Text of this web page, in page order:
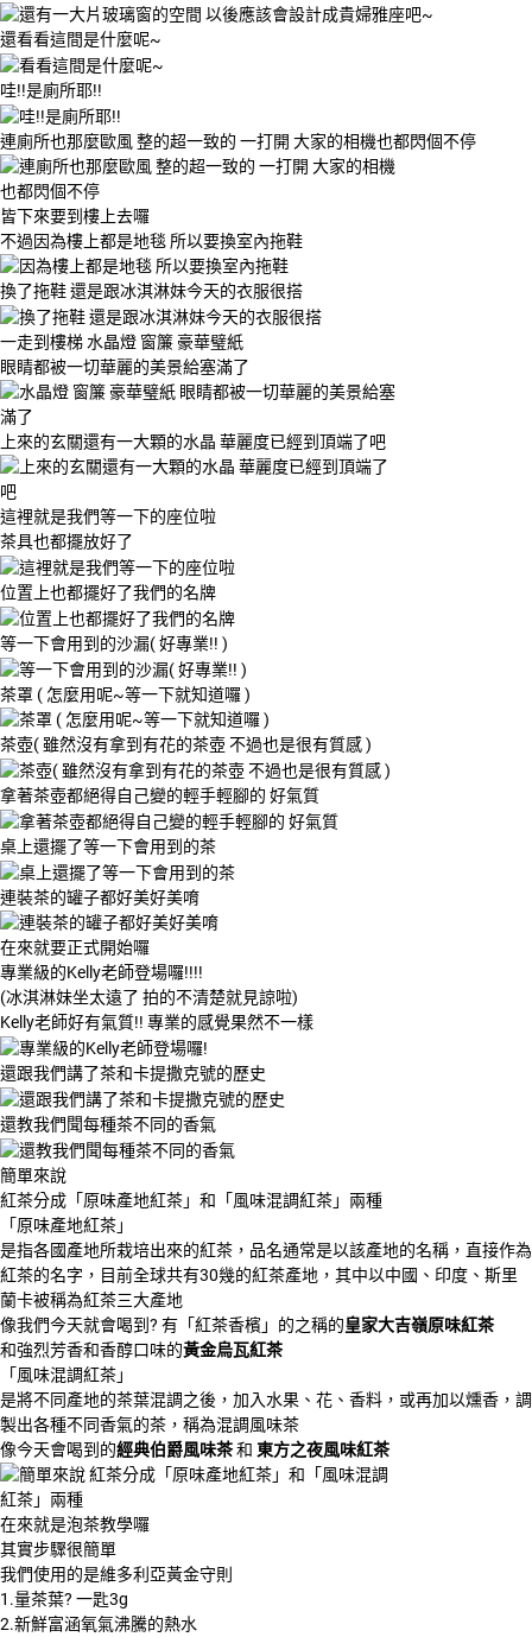
還看看這間是什麼呢~
哇!!是廁所耶!!
連廁所也那麼歐風 整的超一致的 一打開 大家的相機也都閃個不停
皆下來要到樓上去囉
不過因為樓上都是地毯 所以要換室內拖鞋
換了拖鞋 還是跟冰淇淋妹今天的衣服很搭
一走到樓梯 水晶燈 窗簾 豪華璧紙
眼睛都被一切華麗的美景給塞滿了
上來的玄關還有一大顆的水晶 華麗度已經到頂端了吧
這裡就是我們等一下的座位啦
茶具也都擺放好了
位置上也都擺好了我們的名牌
等一下會用到的沙漏( 好專業!! )
茶罩 ( 怎麼用呢~等一下就知道囉 )
茶壺( 雖然沒有拿到有花的茶壺 不過也是很有質感 )
拿著茶壺都絕得自己變的輕手輕腳的 好氣質
桌上還擺了等一下會用到的茶
連裝茶的罐子都好美好美唷
在來就要正式開始囉
專業級的Kelly老師登場囉!!!!
(冰淇淋妹坐太遠了 拍的不清楚就見諒啦)
Kelly老師好有氣質!! 專業的感覺果然不一樣
還跟我們講了茶和卡提撒克號的歷史
還教我們聞每種茶不同的香氣
簡單來說
紅茶分成「原味產地紅茶」和「風味混調紅茶」兩種
「原味產地紅茶」
是指各國產地所栽培出來的紅茶，品名通常是以該產地的名稱，直接作為
紅茶的名字，目前全球共有30幾的紅茶產地，其中以中國、印度、斯里
蘭卡被稱為紅茶三大產地
像我們今天就會喝到? 有「紅茶香檳」的之稱的皇家大吉嶺原味紅茶
和強烈芳香和香醇口味的黃金烏瓦紅茶
「風味混調紅茶」
是將不同產地的茶葉混調之後，加入水果、花、香料，或再加以燻香，調
製出各種不同香氣的茶，稱為混調風味茶
像今天會喝到的經典伯爵風味茶和 東方之夜風味紅茶
在來就是泡茶教學囉
其實步驟很簡單
我們使用的是維多利亞黃金守則
1.量茶葉? 一匙3g
2.新鮮富涵氧氣沸騰的熱水